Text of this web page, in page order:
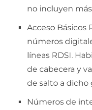
no incluyen
Acceso Básicos
números
líneas RDSI.
de cabecera y
de salto a dicho
Números de